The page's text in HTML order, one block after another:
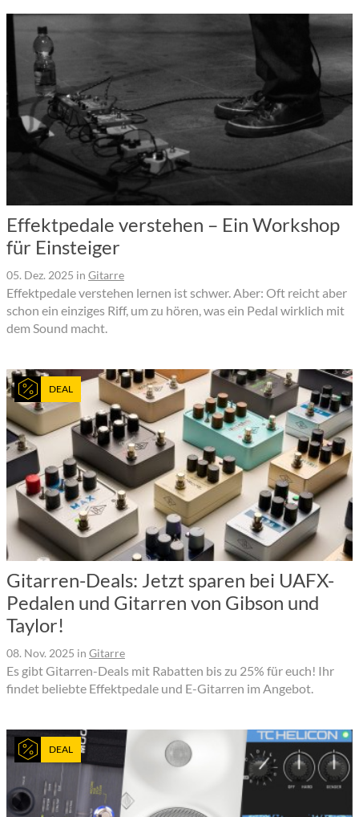
Effektpedale verstehen – Ein Workshop
für Einsteiger
05. Dez. 2025 in Gitarre
Effektpedale verstehen lernen ist schwer. Aber: Oft reicht aber
schon ein einziges Riff, um zu hören, was ein Pedal wirklich mit
dem Sound macht.
DEAL
Gitarren-Deals: Jetzt sparen bei UAFX-
Pedalen und Gitarren von Gibson und
Taylor!
08. Nov. 2025 in Gitarre
Es gibt Gitarren-Deals mit Rabatten bis zu 25% für euch! Ihr
findet beliebte Effektpedale und E-Gitarren im Angebot.
DEAL